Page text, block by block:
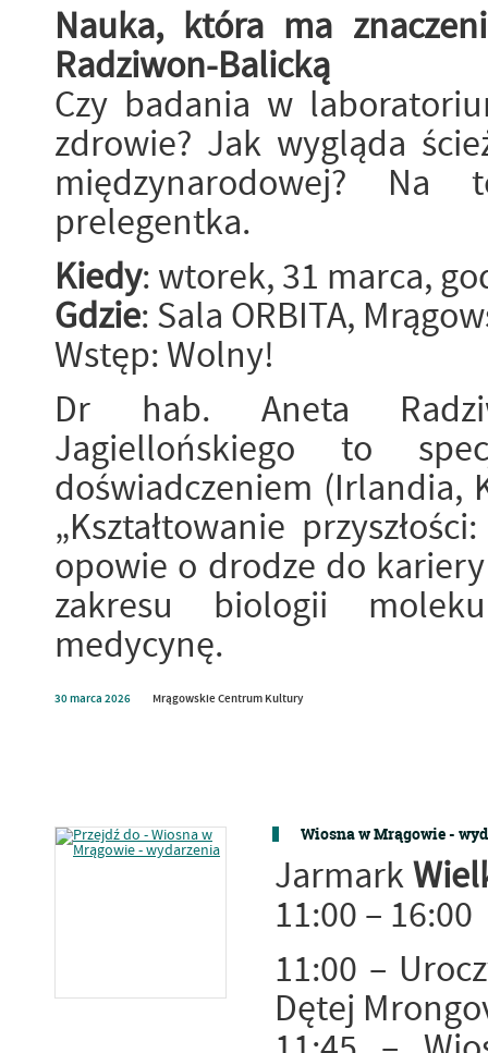
Nauka, która ma
Radziwon-Balicką
Czy badania w
zdrowie? Jak wygląda
międzynarodowej?
prelegentka.
Kiedy: wtorek, 31 marca,
Gdzie: Sala ORBITA,
Wstęp: Wolny!
Dr hab. Aneta
Jagiellońskiego to
doświadczeniem (Irlandia,
„Kształtowanie
opowie o drodze do
zakresu biologii
medycynę.
30marca 2026 Mrągowskie Centrum Kultury
Wiosna w Mrągowie -
Jarmark
11:00 – 16:00
11:00 –
Dętej